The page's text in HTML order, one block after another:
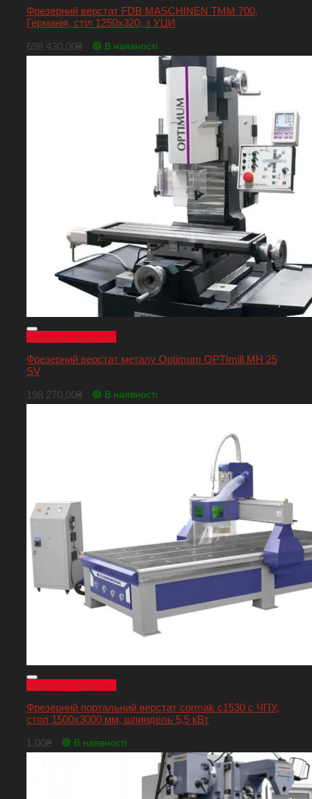
Фрезерний верстат FDB MASCHINEN TMM 700,
Германія, стіл 1250х320, з УЦИ
698 430,00₴ 🟢 В наявності
Швидкий перегляд
Фрезерний верстат металу Optimum OPTImill MH 25
SV
198 270,00₴ 🟢 В наявності
Швидкий перегляд
Фрезерний портальний верстат cormak c1530 с ЧПУ,
стол 1500х3000 мм, шпиндель 5,5 кВт
1,00₴ 🟢 В наявності